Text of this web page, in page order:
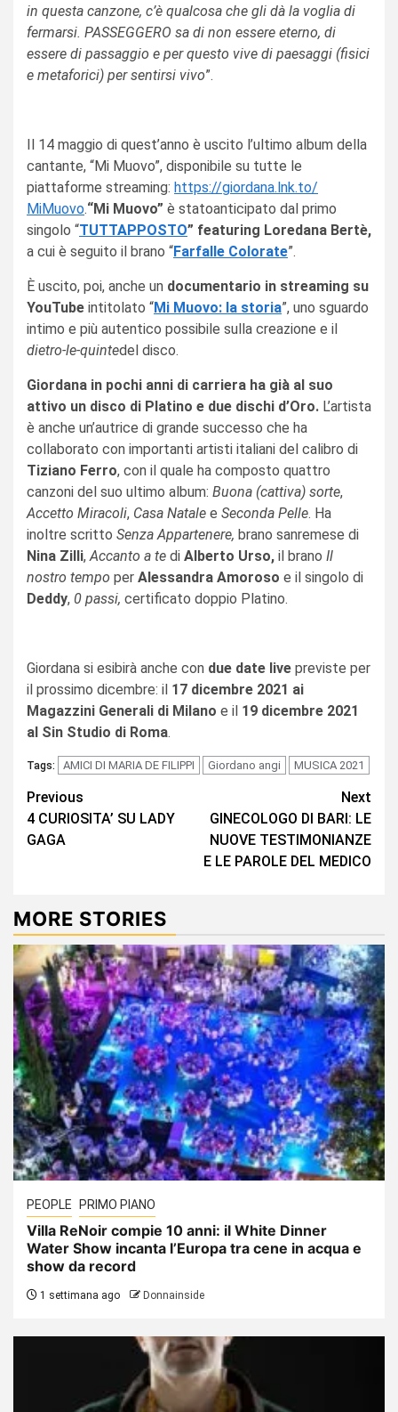
in questa canzone, c’è qualcosa che gli dà la voglia di
fermarsi. PASSEGGERO sa di non essere eterno, di
essere di passaggio e per questo vive di paesaggi (fisici
e metaforici) per sentirsi vivo”.
Il 14 maggio di quest’anno è uscito l’ultimo album della
cantante, “Mi Muovo”, disponibile su tutte le
piattaforme streaming: https://giordana.lnk.to/
MiMuovo.“Mi Muovo” è statoanticipato dal primo
singolo “TUTTAPPOSTO” featuring Loredana Bertè,
a cui è seguito il brano “Farfalle Colorate”.
È uscito, poi, anche un documentario in streaming su
YouTube intitolato “Mi Muovo: la storia”, uno sguardo
intimo e più autentico possibile sulla creazione e il
dietro-le-quintedel disco.
Giordana in pochi anni di carriera ha già al suo
attivo un disco di Platino e due dischi d’Oro. L’artista
è anche un’autrice di grande successo che ha
collaborato con importanti artisti italiani del calibro di
Tiziano Ferro, con il quale ha composto quattro
canzoni del suo ultimo album: Buona (cattiva) sorte,
Accetto Miracoli, Casa Natale e Seconda Pelle. Ha
inoltre scritto Senza Appartenere, brano sanremese di
Nina Zilli,Accanto a te di Alberto Urso, il brano Il
nostro tempo per Alessandra Amoroso e il singolo di
Deddy, 0 passi, certificato doppio Platino.
Giordana si esibirà anche con due date live previste per
il prossimo dicembre: il 17 dicembre 2021 ai
Magazzini Generali di Milano e il 19 dicembre 2021
al Sin Studio di Roma.
Tags: AMICI DI MARIA DE FILIPPI Giordano angi MUSICA 2021
Continue
Reading
Previous
4 CURIOSITA’ SU LADY
GAGA
Next
GINECOLOGO DI BARI: LE
NUOVE TESTIMONIANZE
E LE PAROLE DEL MEDICO
MORE STORIES
PEOPLE PRIMO PIANO
Villa ReNoir compie 10 anni: il White Dinner
Water Show incanta l’Europa tra cene in acqua e
show da record
1 settimana ago Donnainside